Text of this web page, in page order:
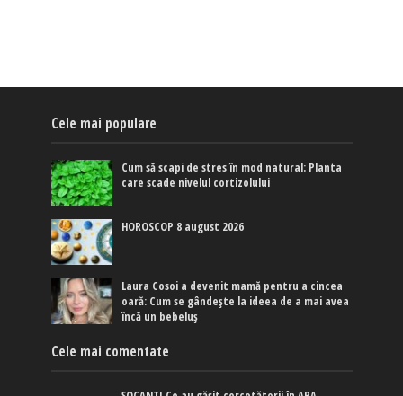
Cele mai populare
Cum să scapi de stres în mod natural: Planta
care scade nivelul cortizolului
HOROSCOP 8 august 2026
Laura Cosoi a devenit mamă pentru a cincea
oară: Cum se gândește la ideea de a mai avea
încă un bebeluș
Cele mai comentate